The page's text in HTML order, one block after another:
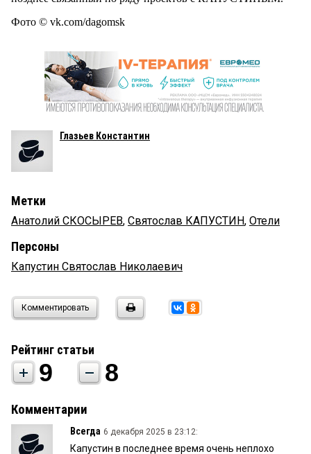
Фото © vk.com/dagomsk
Глазьев Константин
Метки
Анатолий СКОСЫРЕВ, Святослав КАПУСТИН, Отели
Персоны
Капустин Святослав Николаевич
Комментировать
Рейтинг статьи
9 8
Комментарии
Всегда 6 декабря 2025 в 23:12:
Капустин в последнее время очень неплохо